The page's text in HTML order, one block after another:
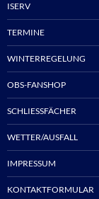
ISERV
TERMINE
WINTERREGELUNG
OBS-FANSHOP
SCHLIESSFÄCHER
WETTER/AUSFALL
IMPRESSUM
KONTAKTFORMULAR